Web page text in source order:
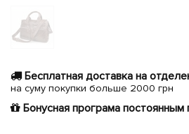
Бесплатная доставка на
на суму покупки больше 2000 грн
Бонусная програма постоянным